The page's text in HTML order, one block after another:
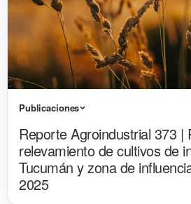
Publicaciones
Reporte Agroindustrial 373 |
relevamiento de cultivos de
Tucumán y zona de
2025